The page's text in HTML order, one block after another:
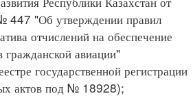
"Об утверждении правил
отчислений на обеспечение
гражданской авиации"
государственной регистрации
актов под № 18928);